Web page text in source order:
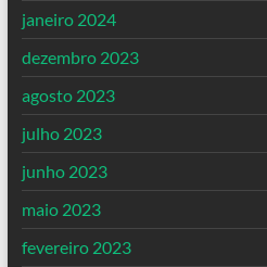
janeiro 2024
dezembro 2023
agosto 2023
julho 2023
junho 2023
maio 2023
fevereiro 2023